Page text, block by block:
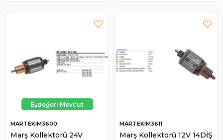
Marş Kollektörü 24V
MARTEKIM3600
Marş Kollektörü 12V 14DİŞ
MARTEKIM3611